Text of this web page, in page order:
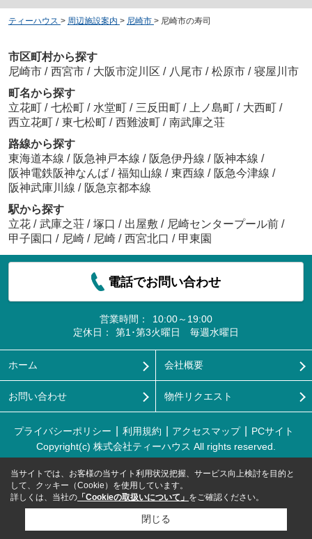
ティーハウス > 周辺施設案内 > 尼崎市 > 尼崎市の寿司
市区町村から探す
尼崎市 / 西宮市 / 大阪市淀川区 / 八尾市 / 松原市 / 寝屋川市
町名から探す
立花町 / 七松町 / 水堂町 / 三反田町 / 上ノ島町 / 大西町 /
西立花町 / 東七松町 / 西難波町 / 南武庫之荘
路線から探す
東海道本線 / 阪急神戸本線 / 阪急伊丹線 / 阪神本線 /
阪神電鉄阪神なんば / 福知山線 / 東西線 / 阪急今津線 /
阪神武庫川線 / 阪急京都本線
駅から探す
立花 / 武庫之荘 / 塚口 / 出屋敷 / 尼崎センタープール前 /
甲子園口 / 尼崎 / 尼崎 / 西宮北口 / 甲東園
電話でお問い合わせ
営業時間：
10:00～19:00
定休日：
第1･第3火曜日 毎週水曜日
ホーム 会社概要
お問い合わせ 物件リクエスト
プライバシーポリシー 利用規約 アクセスマップ
PCサイト
Copyright(c) 株式会社ティーハウス All rights reserved.
当サイトでは、お客様の当サイト利用状況把握、サービス向上検討を目的と
して、クッキー（Cookie）を使用しています。
詳しくは、当社の 「Cookieの取扱いについて」 をご確認ください。
閉じる